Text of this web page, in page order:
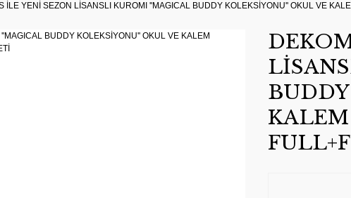
İLE YENİ SEZON LİSANSLI KUROMI ''MAGICAL BUDDY KOLEKSİYONU'' OKUL VE